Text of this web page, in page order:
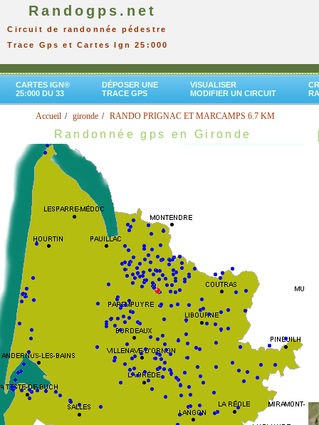
Randogps.net
Circuit de randonnée pédestre
Trace Gps et Cartes Ign 25:000
CARTES IGN®
25:000 DU 33
DÉPOSER UNE
TRACE GPS
VISUALISER
MODIFIER UN CIRCUIT
Accueil gironde RANDO PRIGNAC ET MARCAMPS 6.7 KM
Randonnée gps en Gironde